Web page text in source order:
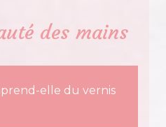
des mains
elle du vernis